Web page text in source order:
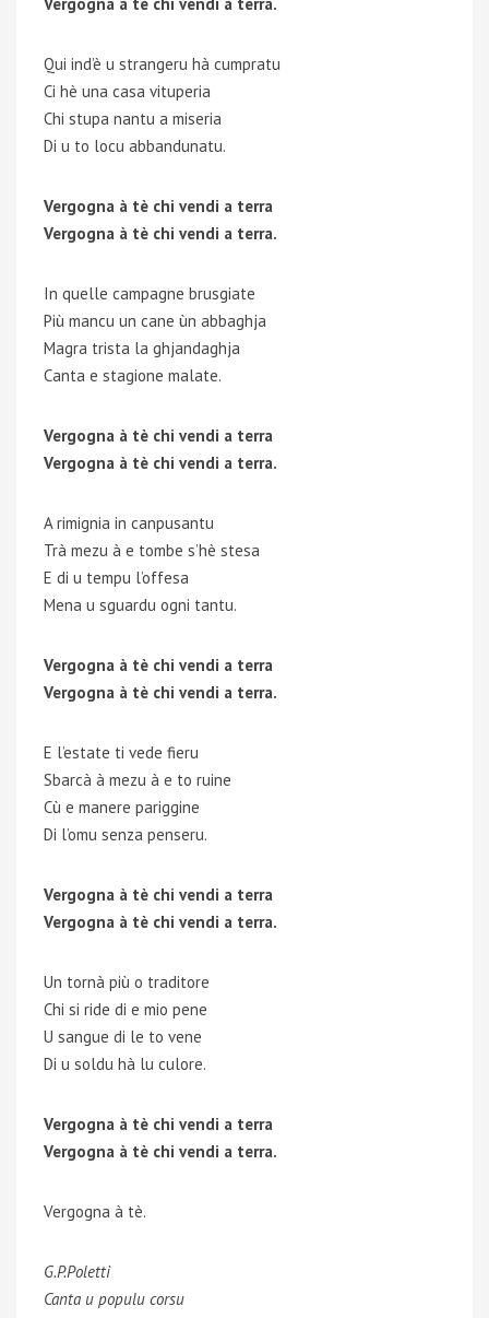
Qui ind’è u strangeru hà cumpratu
Ci hè una casa vituperia
Chi stupa nantu a miseria
Di u to locu abbandunatu.
Vergogna à tè chi vendi a terra
Vergogna à tè chi vendi a terra.
In quelle campagne brusgiate
Più mancu un cane ùn abbaghja
Magra trista la ghjandaghja
Canta e stagione malate.
Vergogna à tè chi vendi a terra
Vergogna à tè chi vendi a terra.
A rimignia in canpusantu
Trà mezu à e tombe s’hè stesa
E di u tempu l’offesa
Mena u sguardu ogni tantu.
Vergogna à tè chi vendi a terra
Vergogna à tè chi vendi a terra.
E l’estate ti vede fieru
Sbarcà à mezu à e to ruine
Cù e manere pariggine
Di l’omu senza penseru.
Vergogna à tè chi vendi a terra
Vergogna à tè chi vendi a terra.
Un tornà più o traditore
Chi si ride di e mio pene
U sangue di le to vene
Di u soldu hà lu culore.
Vergogna à tè chi vendi a terra
Vergogna à tè chi vendi a terra.
Vergogna à tè.
G.P.Poletti
Canta u populu corsu